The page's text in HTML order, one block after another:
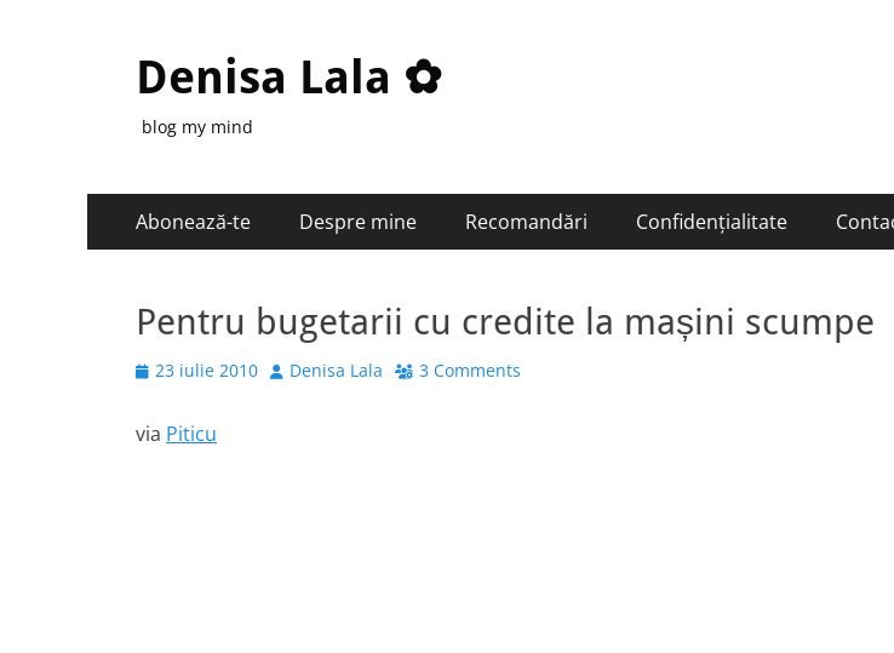
Denisa Lala ✿
blog my mind
Primary
Menu
Abonează-te Despre mine Recomandări Confidențialitate
Pentru bugetarii cu credite la mașini scumpe
Posted
23 iulie 2010 Author
Denisa Lala 3 Comments
via Piticu